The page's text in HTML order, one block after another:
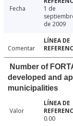
Fecha
1 de
de 2009
Comentar
Number of
developed and
municipalities
Valor
0.00